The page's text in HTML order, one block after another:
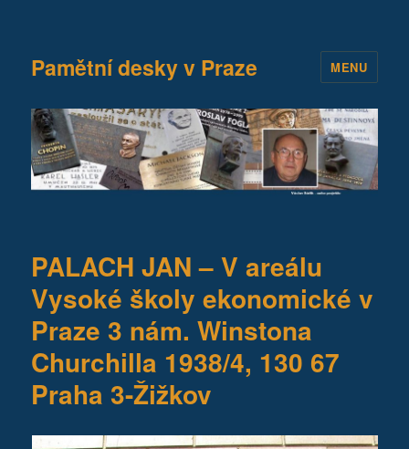
Pamětní desky v Praze MENU
PALACH JAN – V areálu
Vysoké školy ekonomické v
Praze 3 nám. Winstona
Churchilla 1938/4, 130 67
Praha 3-Žižkov